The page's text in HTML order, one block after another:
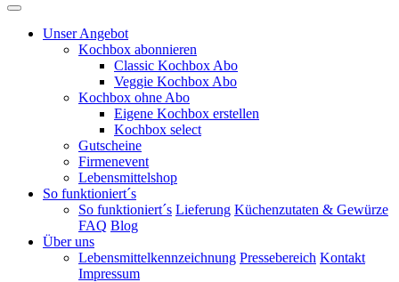
Unser Angebot
Kochbox abonnieren
Classic Kochbox Abo
Veggie Kochbox Abo
Kochbox ohne Abo
Eigene Kochbox erstellen
Kochbox select
Gutscheine
Firmenevent
Lebensmittelshop
So funktioniert´s
So funktioniert´s Lieferung Küchenzutaten & Gewürze
FAQ Blog
Über uns
Lebensmittelkennzeichnung Pressebereich Kontakt
Impressum